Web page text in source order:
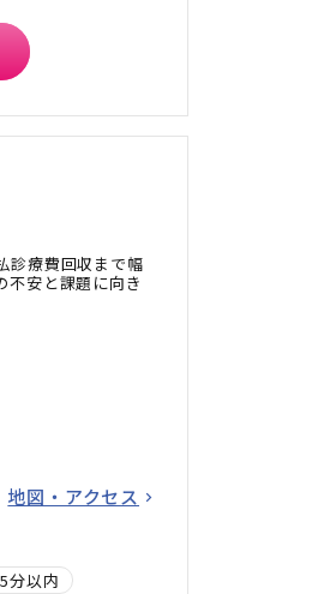
診療費回収まで幅
不安と課題に向き
地図・アクセス
分以内